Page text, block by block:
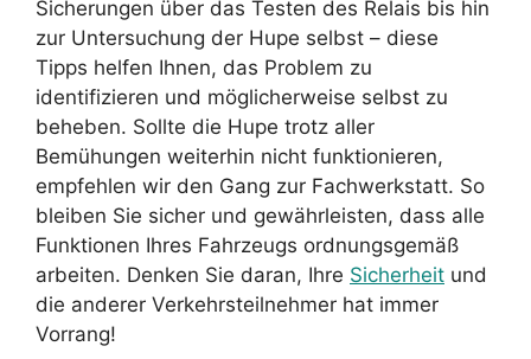
Sicherungen über das Testen des Relais bis hin
zur Untersuchung der Hupe selbst – diese
Tipps helfen Ihnen, das Problem zu
identifizieren und möglicherweise selbst zu
beheben. Sollte die Hupe trotz aller
Bemühungen weiterhin nicht funktionieren,
empfehlen wir den Gang zur Fachwerkstatt. So
bleiben Sie sicher und gewährleisten, dass alle
Funktionen Ihres Fahrzeugs ordnungsgemäß
arbeiten. Denken Sie daran, Ihre Sicherheit und
die anderer Verkehrsteilnehmer hat immer
Vorrang!